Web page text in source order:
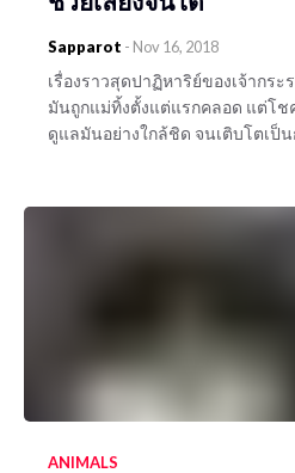
Sapparot - Nov 16, 2018
เรื่องราวสุดปาฏิหาริย์ของเจ้ากระ
มันถูกแม่ทิ้งตั้งแต่แรกคลอด แต่โ
ดูแลมันอย่างใกล้ชิด จนเติบโตเป็
ANIMALS